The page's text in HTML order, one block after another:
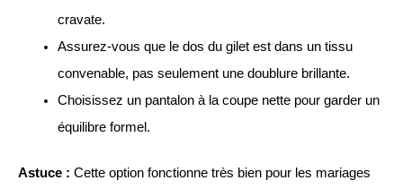
cravate.
Assurez-vous que le dos du gilet est dans un tissu
convenable, pas seulement une doublure brillante.
Choisissez un pantalon à la coupe nette pour garder un
équilibre formel.
Astuce : Cette option fonctionne très bien pour les mariages